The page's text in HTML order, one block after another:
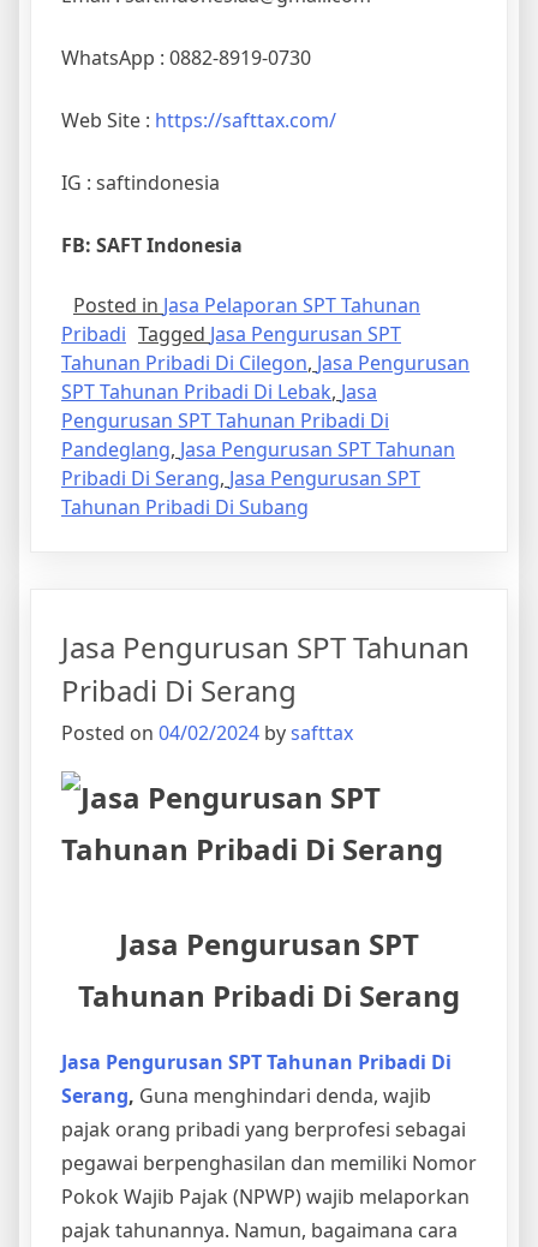
WhatsApp : 0882-8919-0730
Web Site : https://safttax.com/
IG : saftindonesia
FB: SAFT Indonesia
Posted in Jasa Pelaporan SPT Tahunan
Pribadi Tagged Jasa Pengurusan SPT
Tahunan Pribadi Di Cilegon, Jasa Pengurusan
SPT Tahunan Pribadi Di Lebak, Jasa
Pengurusan SPT Tahunan Pribadi Di
Pandeglang, Jasa Pengurusan SPT Tahunan
Pribadi Di Serang, Jasa Pengurusan SPT
Tahunan Pribadi Di Subang
Jasa Pengurusan SPT Tahunan
Pribadi Di Serang
Posted on 04/02/2024 bysafttax
Jasa Pengurusan SPT
Tahunan Pribadi Di Serang
Jasa Pengurusan SPT Tahunan Pribadi Di
Serang, Guna menghindari denda, wajib
pajak orang pribadi yang berprofesi sebagai
pegawai berpenghasilan dan memiliki Nomor
Pokok Wajib Pajak (NPWP) wajib melaporkan
pajak tahunannya. Namun, bagaimana cara